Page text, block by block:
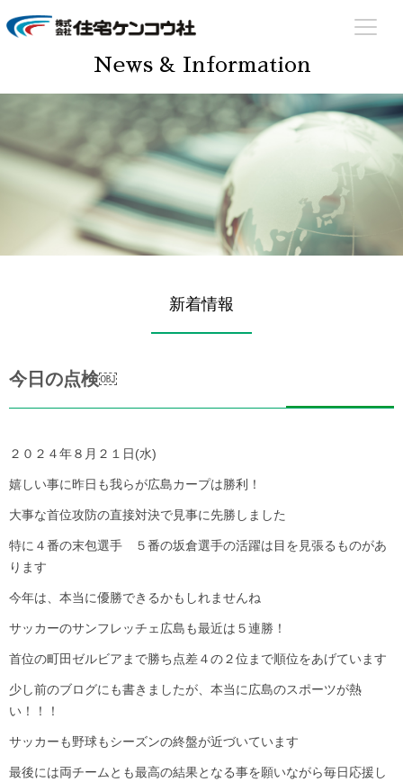
住宅ケンコウ社
住まいのあらゆる場面でサポート致します！
News & Information
新着情報
今日の点検￼
２０２４年８月２１日(水)
嬉しい事に昨日も我らが広島カープは勝利！
大事な首位攻防の直接対決で見事に先勝しました
特に４番の末包選手 ５番の坂倉選手の活躍は目を見張るものがあ
ります
今年は、本当に優勝できるかもしれませんね
サッカーのサンフレッチェ広島も最近は５連勝！
首位の町田ゼルビアまで勝ち点差４の２位まで順位をあげています
少し前のブログにも書きましたが、本当に広島のスポーツが熱
い！！！
サッカーも野球もシーズンの終盤が近づいています
最後には両チームとも最高の結果となる事を願いながら毎日応援し